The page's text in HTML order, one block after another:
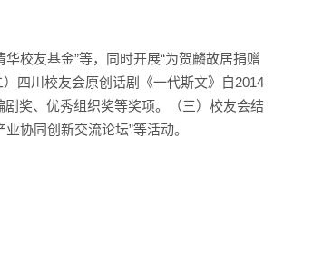
校友基金”等，同时开展“为贺麟故居捐赠
四川校友会原创话剧《一代斯文》自2014
奖、优秀组织奖等奖项。（三）校友会结
协同创新交流论坛”等活动。